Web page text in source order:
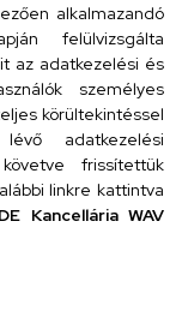
33. alkalmazandó
felülvizsgálta
az adatkezelési és
személyes
körültekintéssel
adatkezelési
frissítettük
linkre kattintva
DE Kancellária WAV